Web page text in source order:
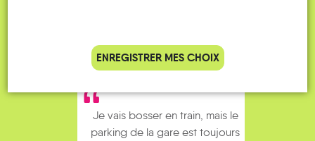
Je vais bosser en train, mais le
parking de la gare est toujours
ENREGISTRER MES CHOIX